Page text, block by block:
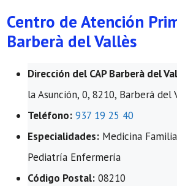
Centro de Atención
Barberà del Vallès
Dirección del CAP Barberà del
la Asunción, 0, 8210, Barberá del
Teléfono: 937 19 25 40
Especialidades: Medicina
Pediatría Enfermería
Código Postal: 08210